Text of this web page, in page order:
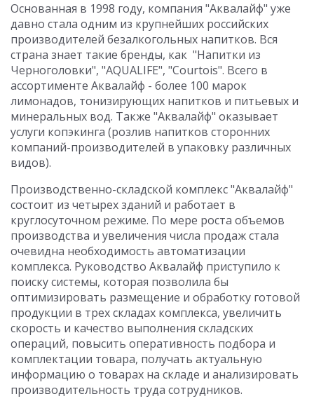
Основанная в 1998 году, компания "Аквалайф" уже
давно стала одним из крупнейших российских
производителей безалкогольных напитков. Вся
страна знает такие бренды, как "Напитки из
Черноголовки", "AQUALIFE", "Courtois". Всего в
ассортименте Аквалайф - более 100 марок
лимонадов, тонизирующих напитков и питьевых и
минеральных вод. Также "Аквалайф" оказывает
услуги копэкинга (розлив напитков сторонних
компаний-производителей в упаковку различных
видов).
Производственно-складской комплекс "Аквалайф"
состоит из четырех зданий и работает в
круглосуточном режиме. По мере роста объемов
производства и увеличения числа продаж стала
очевидна необходимость автоматизации
комплекса. Руководство Аквалайф приступило к
поиску системы, которая позволила бы
оптимизировать размещение и обработку готовой
продукции в трех складах комплекса, увеличить
скорость и качество выполнения складских
операций, повысить оперативность подбора и
комплектации товара, получать актуальную
информацию о товарах на складе и анализировать
производительность труда сотрудников.